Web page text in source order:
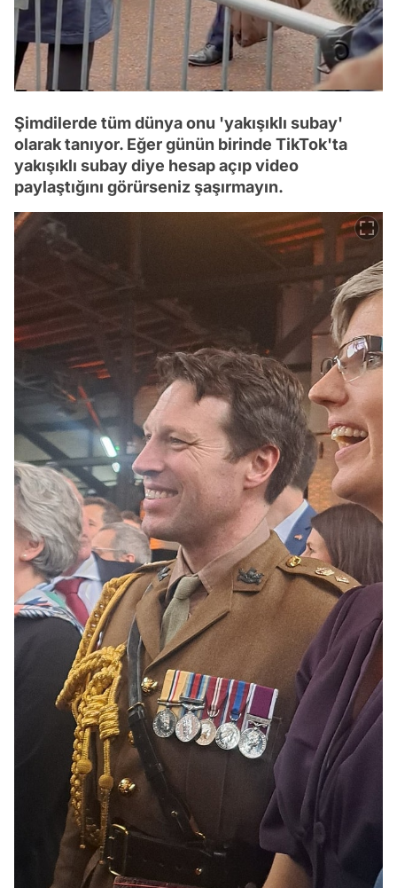
Şimdilerde tüm dünya onu 'yakışıklı subay'
olarak tanıyor. Eğer günün birinde TikTok'ta
yakışıklı subay diye hesap açıp video
paylaştığını görürseniz şaşırmayın.